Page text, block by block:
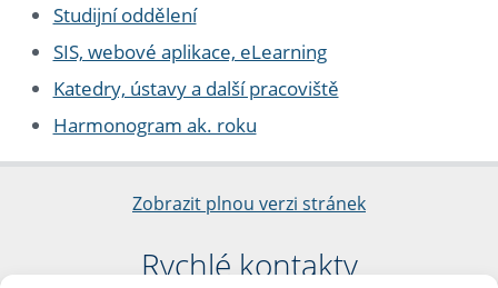
Studijní oddělení
SIS, webové aplikace, eLearning
Katedry, ústavy a další pracoviště
Harmonogram ak. roku
Zobrazit plnou verzi stránek
Rychlé kontakty